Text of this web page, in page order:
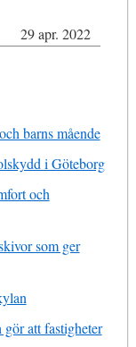
29 apr. 2022
barns mående
i Göteborg
och
som ger
att fastigheter